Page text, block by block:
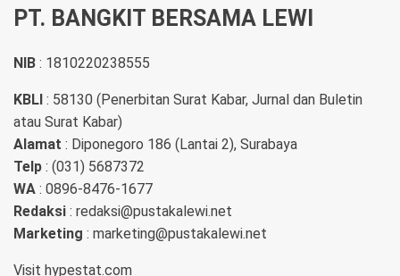
PT. BANGKIT BERSAMA LEWI
NIB : 1810220238555
KBLI : 58130 (Penerbitan Surat Kabar, Jurnal dan Buletin
atau Surat Kabar)
Alamat : Diponegoro 186 (Lantai 2), Surabaya
Telp : (031) 5687372
WA : 0896-8476-1677
Redaksi : redaksi@pustakalewi.net
Marketing : marketing@pustakalewi.net
Visit hypestat.com